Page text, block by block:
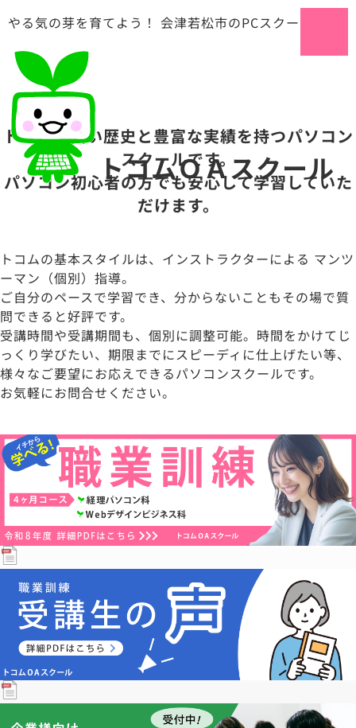
やる気の芽を育てよう！ 会津若松市のPCスクール
トコムＯＡスクール
トコムは長い歴史と豊富な実績を持つパソコン
スクールです。
パソコン初心者の方でも安心して学習していた
だけます。
トコムの基本スタイルは、インストラクターによる マンツ
ーマン（個別）指導。
ご自分のペースで学習でき、分からないこともその場で質
問できると好評です。
受講時間や受講期間も、個別に調整可能。時間をかけてじ
っくり学びたい、期限までにスピーディに仕上げたい等、
様々なご要望にお応えできるパソコンスクールです。
お気軽にお問合せください。